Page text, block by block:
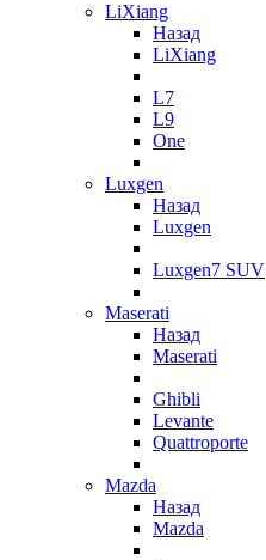
LiXiang
Назад
LiXiang
L7
L9
One
Luxgen
Назад
Luxgen
Luxgen7 SUV
Maserati
Назад
Maserati
Ghibli
Levante
Quattroporte
Mazda
Назад
Mazda